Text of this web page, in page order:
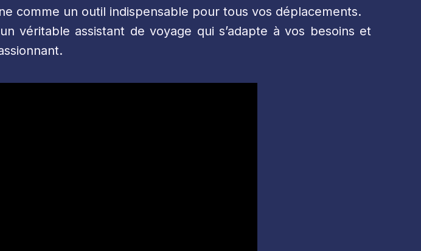
comme un outil indispensable pour tous vos déplacements.
véritable assistant de voyage qui s’adapte à vos besoins et